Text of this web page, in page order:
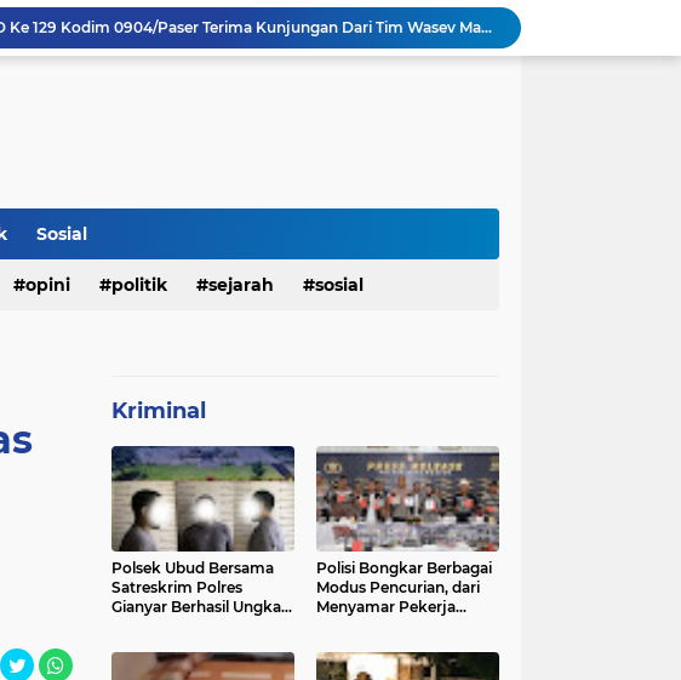
TMMD Ke 129 Kodim 0904/Paser Terima Kunjungan Dari Tim Wasev Mabesad
Personel Satgas TMMD 129 Kodim 0904/Paser Ciptakan Lingkungan Bersih
Bapak Sirajudin Masuk Fase Finishing Sebelum Diserahkan
Sosial
opini politik sejarah sosial
Kriminal
Polsek Ubud Bersama
Satreskrim Polres
Gianyar Berhasil Ungkap
Polisi Bongkar Berbagai
Modus Pencurian, dari
Menyamar Pekerja